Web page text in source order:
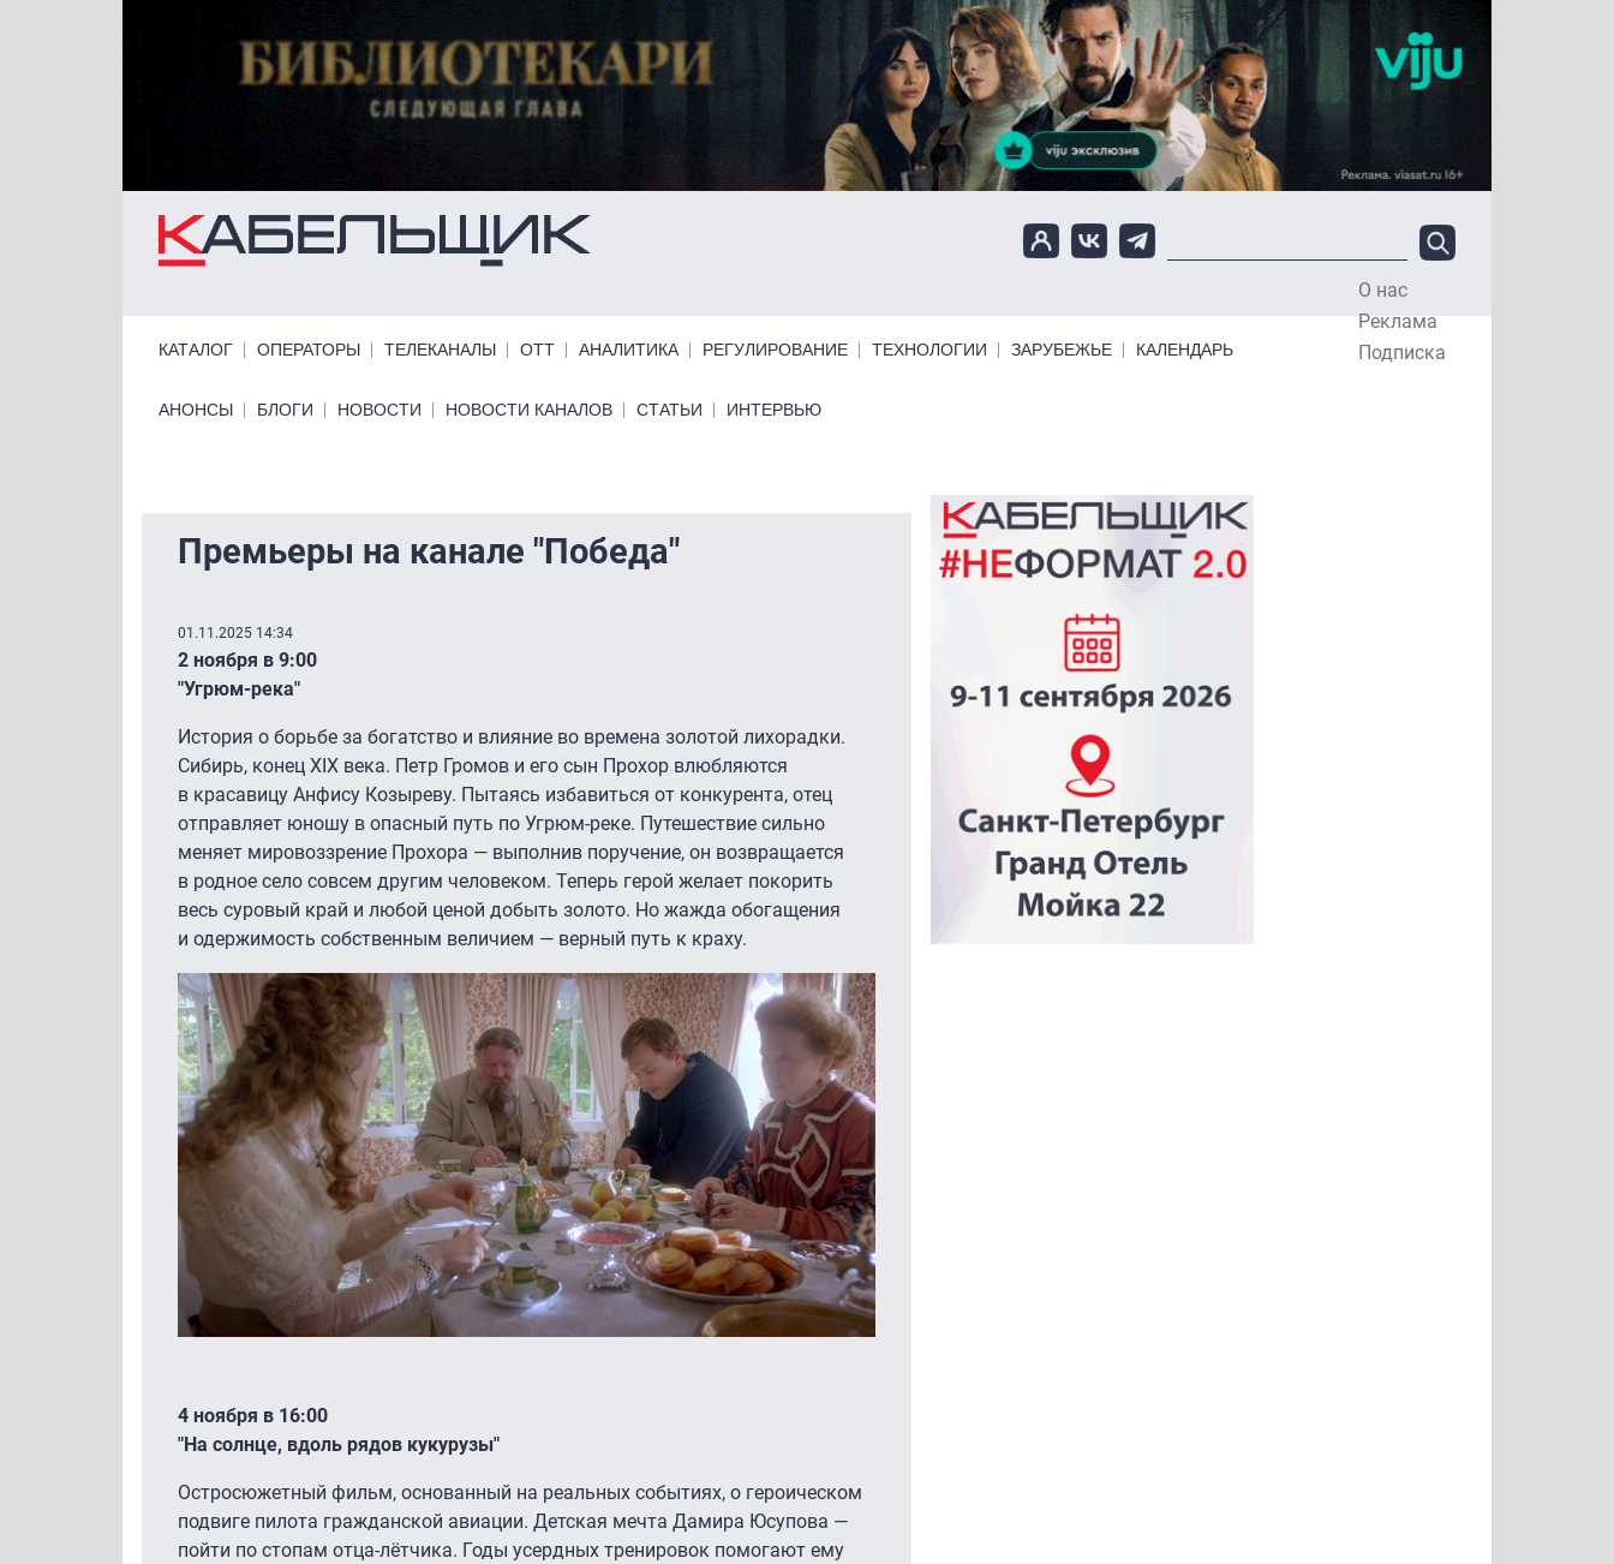
О нас
Реклама
Подписка
КАТАЛОГ ОПЕРАТОРЫ ТЕЛЕКАНАЛЫ ОТТ АНАЛИТИКА РЕГУЛИРОВАНИЕ ТЕХНОЛОГИИ ЗАРУБЕЖЬЕ КАЛЕНДАРЬ
Primary links bottom
АНОНСЫ БЛОГИ НОВОСТИ НОВОСТИ КАНАЛОВ СТАТЬИ ИНТЕРВЬЮ
Премьеры на канале "Победа"
01.11.2025 14:34
2 ноября в 9:00
"Угрюм-река"
История о борьбе за богатство и влияние во времена золотой лихорадки.
Сибирь, конец XIX века. Петр Громов и его сын Прохор влюбляются
в красавицу Анфису Козыреву. Пытаясь избавиться от конкурента, отец
отправляет юношу в опасный путь по Угрюм-реке. Путешествие сильно
меняет мировоззрение Прохора — выполнив поручение, он возвращается
в родное село совсем другим человеком. Теперь герой желает покорить
весь суровый край и любой ценой добыть золото. Но жажда обогащения
и одержимость собственным величием — верный путь к краху.
4 ноября в 16:00
"На солнце, вдоль рядов кукурузы"
Остросюжетный фильм, основанный на реальных событиях, о героическом
подвиге пилота гражданской авиации. Детская мечта Дамира Юсупова —
пойти по стопам отца-лётчика. Годы усердных тренировок помогают ему